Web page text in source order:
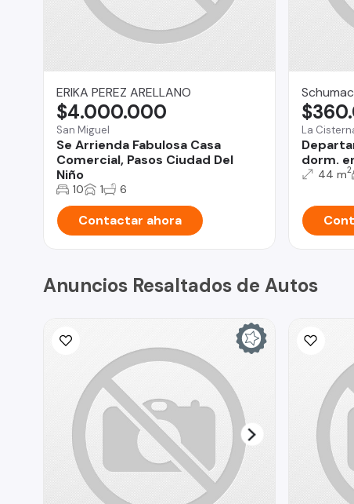
ERIKA PEREZ ARELLANO
San Miguel
Se Arrienda Fabulosa Casa
Comercial, Pasos Ciudad Del
Niño
$4.000.000
10 1 6
Contactar ahora
La
dorm.
44 m2
Anuncios Resaltados de Autos